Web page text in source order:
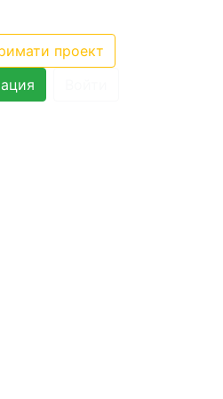
проект